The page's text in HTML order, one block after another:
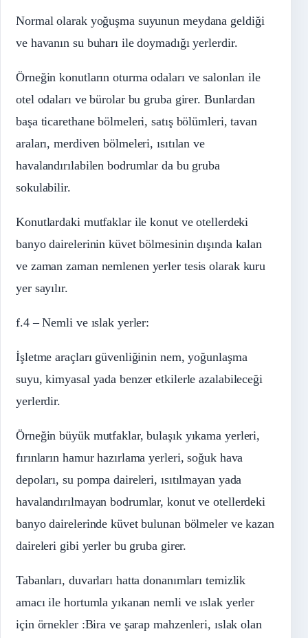
Normal olarak yoğuşma suyunun meydana geldiği
ve havanın su buharı ile doymadığı yerlerdir.
Örneğin konutların oturma odaları ve salonları ile
otel odaları ve bürolar bu gruba girer. Bunlardan
başa ticarethane bölmeleri, satış bölümleri, tavan
araları, merdiven bölmeleri, ısıtılan ve
havalandırılabilen bodrumlar da bu gruba
sokulabilir.
Konutlardaki mutfaklar ile konut ve otellerdeki
banyo dairelerinin küvet bölmesinin dışında kalan
ve zaman zaman nemlenen yerler tesis olarak kuru
yer sayılır.
f.4 – Nemli ve ıslak yerler:
İşletme araçları güvenliğinin nem, yoğunlaşma
suyu, kimyasal yada benzer etkilerle azalabileceği
yerlerdir.
Örneğin büyük mutfaklar, bulaşık yıkama yerleri,
fırınların hamur hazırlama yerleri, soğuk hava
depoları, su pompa daireleri, ısıtılmayan yada
havalandırılmayan bodrumlar, konut ve otellerdeki
banyo dairelerinde küvet bulunan bölmeler ve kazan
daireleri gibi yerler bu gruba girer.
Tabanları, duvarları hatta donanımları temizlik
amacı ile hortumla yıkanan nemli ve ıslak yerler
için örnekler :Bira ve şarap mahzenleri, ıslak olan